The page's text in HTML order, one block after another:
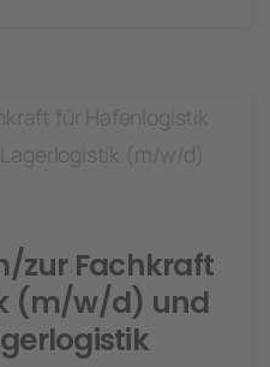
zur Fachkraft
(m/w/d) und